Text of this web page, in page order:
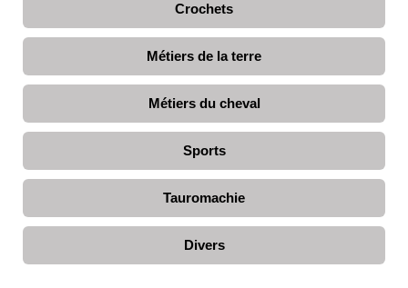
Crochets
Métiers de la terre
Métiers du cheval
Sports
Tauromachie
Divers